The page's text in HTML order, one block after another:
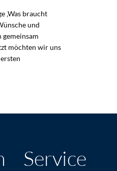
‚Was braucht
und
gemeinsam
möchten wir uns
Service